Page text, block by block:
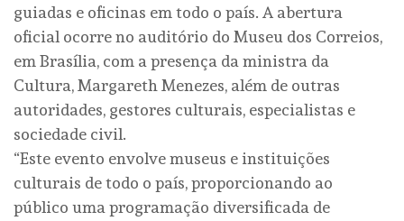
guiadas e oficinas em todo o país. A abertura
oficial ocorre no auditório do Museu dos Correios,
em Brasília, com a presença da ministra da
Cultura, Margareth Menezes, além de outras
autoridades, gestores culturais, especialistas e
sociedade civil.
“Este evento envolve museus e instituições
culturais de todo o país, proporcionando ao
público uma programação diversificada de